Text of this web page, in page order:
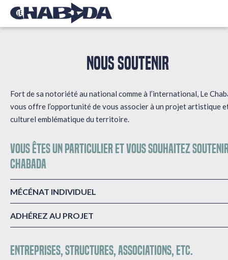
NOUS SOUTENIR
Fort de sa notoriété au national comme à l’international, Le
vous offre l’opportunité de vous associer à un projet artistique
culturel emblématique du territoire.
Vous êtes un particulier et vous souhaitez
Chabada
MÉCÉNAT INDIVIDUEL
ADHÉREZ AU PROJET
Entreprises, structures, associations, etc.